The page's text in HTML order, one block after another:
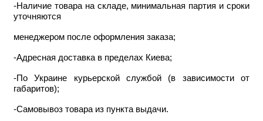
-Наличие товара на складе, минимальная партия и сроки
уточняются
менеджером после оформления заказа;
-Адресная доставка в пределах Киева;
-По Украине курьерской службой (в зависимости от
габаритов);
-Самовывоз товара из пункта выдачи.